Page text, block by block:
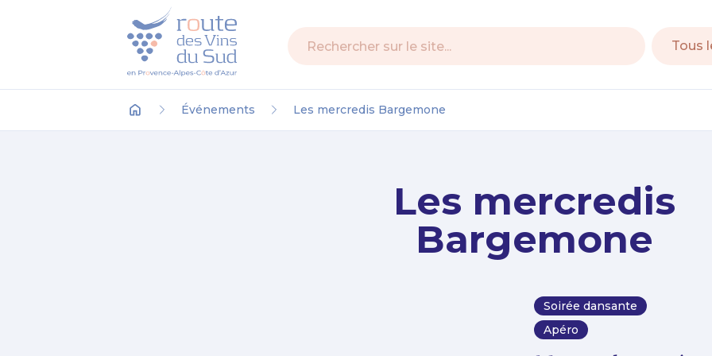
Événements Les mercredis Bargemone
Les mercredis
Bargemone
Soirée dansante
Apéro